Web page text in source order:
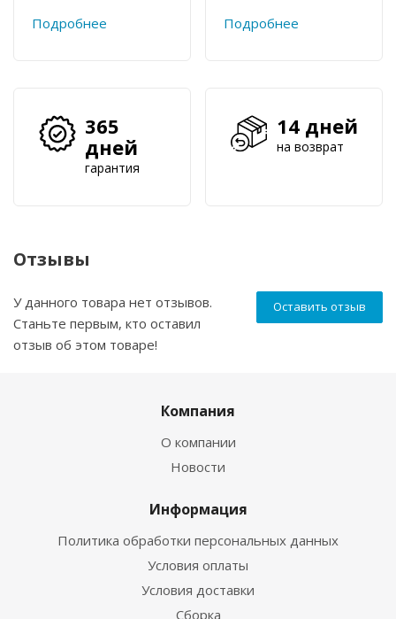
Подробнее
Подробнее
365
дней
гарантия
14 дней
на возврат
Отзывы
Оставить отзыв
У данного товара нет отзывов.
Станьте первым, кто оставил
отзыв об этом товаре!
Компания
О компании
Новости
Информация
Политика обработки персональных данных
Условия оплаты
Условия доставки
Сборка